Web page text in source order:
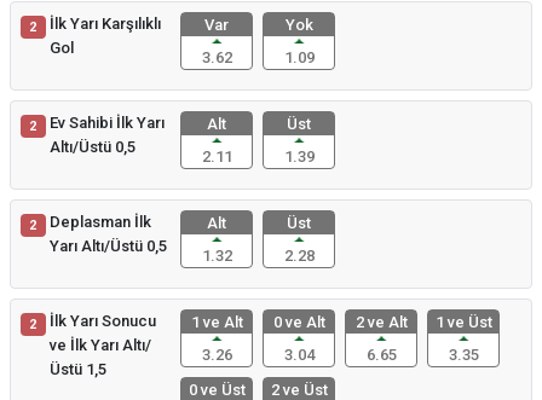
2
İlk Yarı Karşılıklı
Gol
Var
3.62
Yok
1.09
2
Ev Sahibi İlk Yarı
Altı/Üstü 0,5
Alt
2.11
Üst
1.39
2
Deplasman İlk
Yarı Altı/Üstü 0,5
Alt
1.32
Üst
2.28
2
İlk Yarı Sonucu
ve İlk Yarı Altı/
Üstü 1,5
1 ve Alt
3.26
0 ve Alt
3.04
2 ve Alt
6.65
1 ve Üst
3.35
0 ve Üst
2 ve Üst